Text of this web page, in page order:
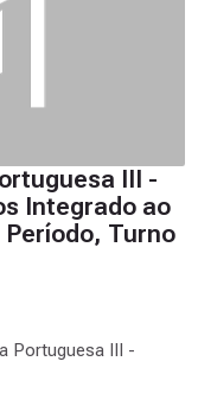
III -
Integrado ao
Turno
Portuguesa III -